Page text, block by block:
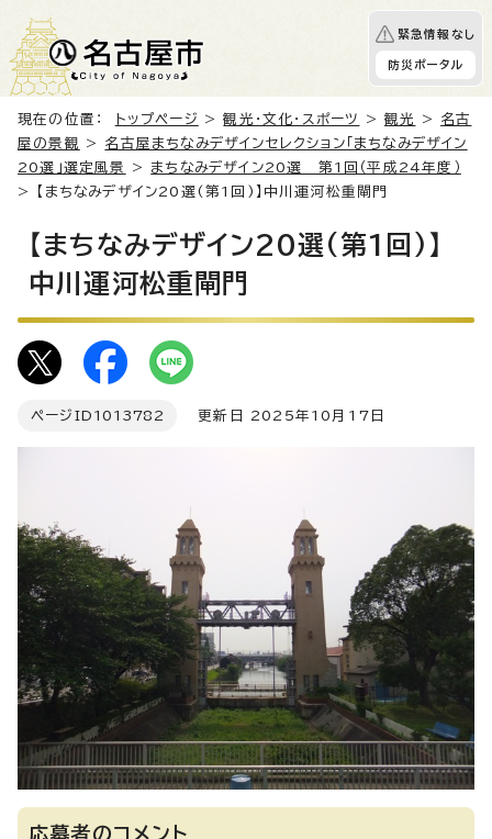
緊急情報なし
防災ポータル
現在の位置： トップページ >観光・文化・スポーツ >観光 > 名古
屋の景観
> 名古屋まちなみデザインセレクション「まちなみデザイン
20選」選定風景
> まちなみデザイン20選 第1回（平成24年度）
> 【まちなみデザイン20選(第1回)】中川運河松重閘門
【まちなみデザイン20選(第1回)】
中川運河松重閘門
ページID 1013782 更新日 2025年10月17日
応募者のコメント